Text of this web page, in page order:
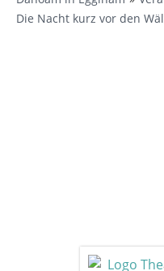
Die Nacht kurz vor den